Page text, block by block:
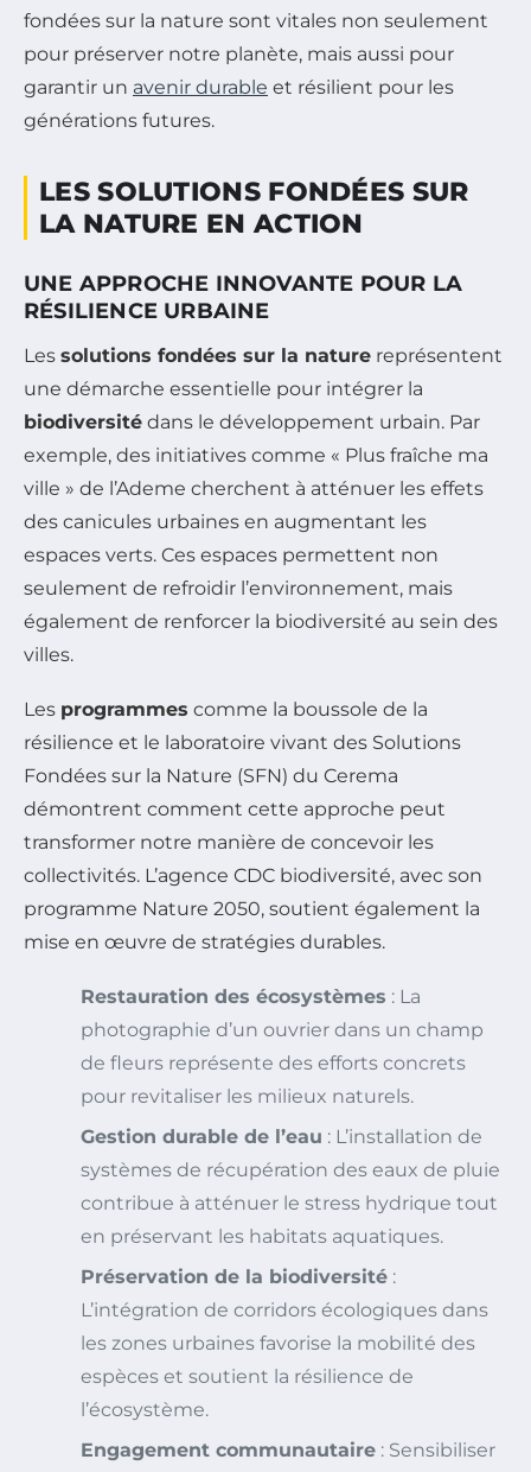
fondées sur la nature sont vitales non seulement
pour préserver notre planète, mais aussi pour
garantir un avenir durable et résilient pour les
générations futures.
LES SOLUTIONS FONDÉES SUR
LA NATURE EN ACTION
UNE APPROCHE INNOVANTE POUR LA
RÉSILIENCE URBAINE
Les solutions fondées sur la nature représentent
une démarche essentielle pour intégrer la
biodiversité dans le développement urbain. Par
exemple, des initiatives comme « Plus fraîche ma
ville » de l’Ademe cherchent à atténuer les effets
des canicules urbaines en augmentant les
espaces verts. Ces espaces permettent non
seulement de refroidir l’environnement, mais
également de renforcer la biodiversité au sein des
villes.
Les programmes comme la boussole de la
résilience et le laboratoire vivant des Solutions
Fondées sur la Nature (SFN) du Cerema
démontrent comment cette approche peut
transformer notre manière de concevoir les
collectivités. L’agence CDC biodiversité, avec son
programme Nature 2050, soutient également la
mise en œuvre de stratégies durables.
Restauration des écosystèmes : La
photographie d’un ouvrier dans un champ
de fleurs représente des efforts concrets
pour revitaliser les milieux naturels.
Gestion durable de l’eau : L’installation de
systèmes de récupération des eaux de pluie
contribue à atténuer le stress hydrique tout
en préservant les habitats aquatiques.
Préservation de la biodiversité :
L’intégration de corridors écologiques dans
les zones urbaines favorise la mobilité des
espèces et soutient la résilience de
l’écosystème.
Engagement communautaire : Sensibiliser